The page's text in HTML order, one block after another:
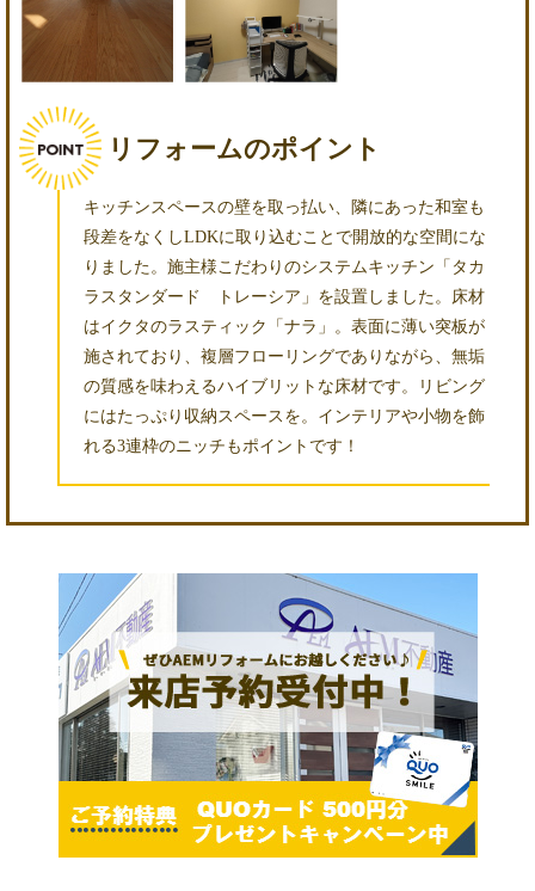
リフォームのポイント
キッチンスペースの壁を取っ払い、隣にあった和室も
段差をなくしLDKに取り込むことで開放的な空間にな
りました。施主様こだわりのシステムキッチン「タカ
ラスタンダード トレーシア」を設置しました。床材
はイクタのラスティック「ナラ」。表面に薄い突板が
施されており、複層フローリングでありながら、無垢
の質感を味わえるハイブリットな床材です。リビング
にはたっぷり収納スペースを。インテリアや小物を飾
れる3連枠のニッチもポイントです！